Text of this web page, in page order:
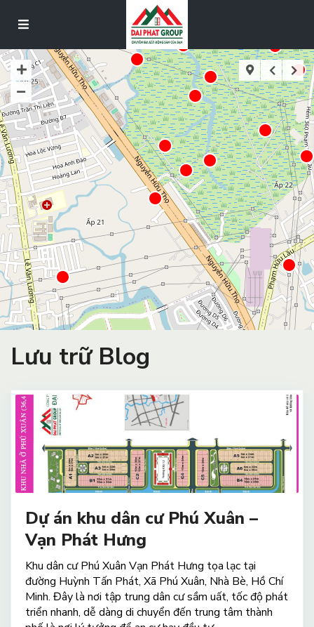
Lưu trữ Blog
Dự án khu dân cư Phú Xuân –
Vạn Phát Hưng
Khu dân cư Phú Xuân Vạn Phát Hưng tọa lạc tại
đường Huỳnh Tấn Phát, Xã Phú Xuân, Nhà Bè, Hồ Chí
Minh. Đây là nơi tập trung dân cư sầm uất, tốc độ phát
triển nhanh, dễ dàng di chuyển đến trung tâm thành